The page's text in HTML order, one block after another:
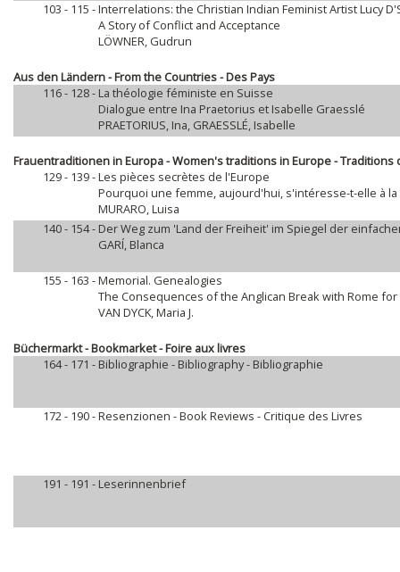
103 - 115 -Interrelations: the Christian Indian Feminist Artist Lucy
A Story of Conflict and Acceptance
LÖWNER, Gudrun
Aus den Ländern - From the Countries - Des Pays
116 - 128 - La théologie féministe en Suisse
Dialogue entre Ina Praetorius et Isabelle Graesslé
PRAETORIUS, Ina, GRAESSLÉ, Isabelle
Frauentraditionen in Europa - Women's traditions in Europe -
129 - 139 -Les pièces secrètes de l'Europe
Pourquoi une femme, aujourd'hui, s'intéresse-t-elle à
MURARO, Luisa
140 - 154 - Der Weg zum 'Land der Freiheit' im Spiegel der
GARÍ, Blanca
155 - 163 -Memorial. Genealogies
The Consequences of the Anglican Break with Rome
VAN DYCK, Maria J.
Büchermarkt - Bookmarket - Foire aux livres
164 - 171 - Bibliographie - Bibliography - Bibliographie
172 - 190 -Resenzionen - Book Reviews - Critique des Livres
191 - 191 - Leserinnenbrief